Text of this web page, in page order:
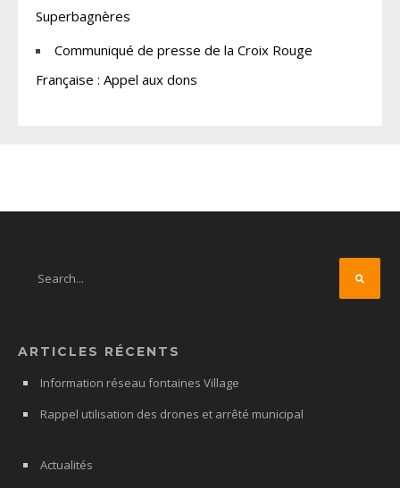
Superbagnères
Communiqué de presse de la Croix Rouge
Française : Appel aux dons
ARTICLES RÉCENTS
Information réseau fontaines Village
Rappel utilisation des drones et arrêté municipal
Actualités